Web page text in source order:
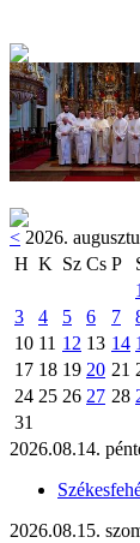
< 2026.
H K Sz Cs P
1
3
4 5 6 7
10 11 12 13 14
17 18 19 20 21
24 25 26 27 28
31
2026.08.14.
2026.08.15.